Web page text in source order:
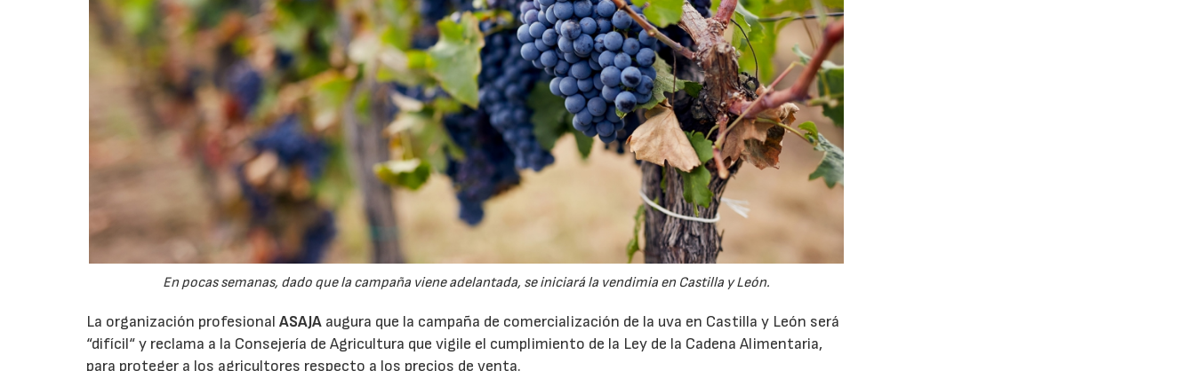
En pocas semanas, dado que la campaña viene adelantada, se iniciará la vendimia en Castilla y León.
La organización profesionalASAJA augura que la campaña de comercialización de la uva en Castilla y León será
“difícil“ y reclama a la Consejería de Agricultura que vigile el cumplimiento de la Ley de la Cadena Alimentaria,
para proteger a los agricultores respecto a los precios de venta.